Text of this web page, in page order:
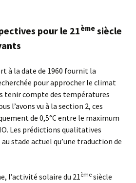
pour le 21ème siècle
à la date de 1960 fournit la
pour approcher le climat
tenir compte des températures
l’avons vu à la section 2, ces
de 0,5°C entre le maximum
Les prédictions qualitatives
stade actuel qu’une traduction de
l’activité solaire du 21ème siècle